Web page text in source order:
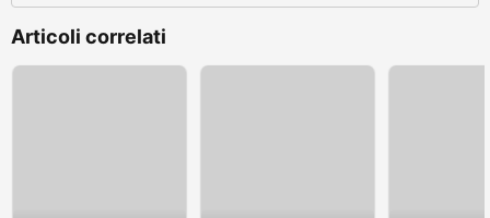
Articoli correlati